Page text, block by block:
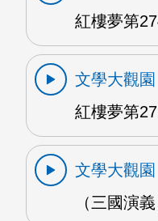
紅樓夢第
文學大觀園
紅樓夢第
文學大觀園
（三國演